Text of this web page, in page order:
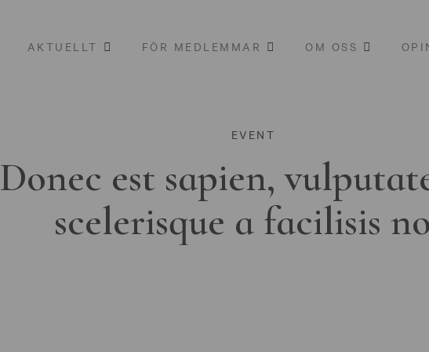
AKTUELLT FÖR MEDLEMMAR OM OSS
EVENT
Donec est sapien,
scelerisque a facilisis